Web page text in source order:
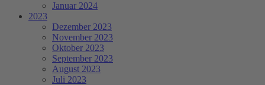
Januar 2024
2023
Dezember 2023
November 2023
Oktober 2023
September 2023
August 2023
Juli 2023